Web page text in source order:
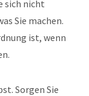
sich nicht
Sie machen.
ist, wenn
Sorgen Sie